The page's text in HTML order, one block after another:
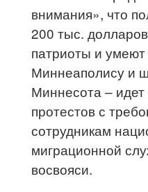
внимания», что
200 тыс.
патриоты и
Миннеаполису и
Миннесота –
протестов с
сотрудникам
миграционной
восвояси.